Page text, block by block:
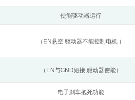
使能驱动器运行
（EN悬空 驱动器不能控制电机 ）
（EN与GND短接,驱动器使能）
电子刹车抱死功能